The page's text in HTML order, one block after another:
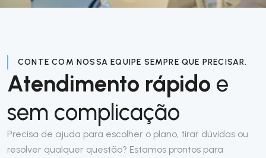
CONTE COM NOSSA EQUIPE SEMPRE QUE PRECISAR.
Atendimento rápido e
sem complicação
Precisa de ajuda para escolher o plano, tirar dúvidas ou
resolver qualquer questão? Estamos prontos para